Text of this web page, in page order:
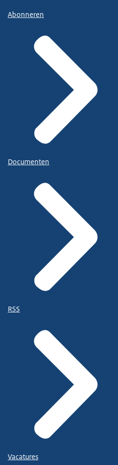
Abonneren
Documenten
RSS
Vacatures